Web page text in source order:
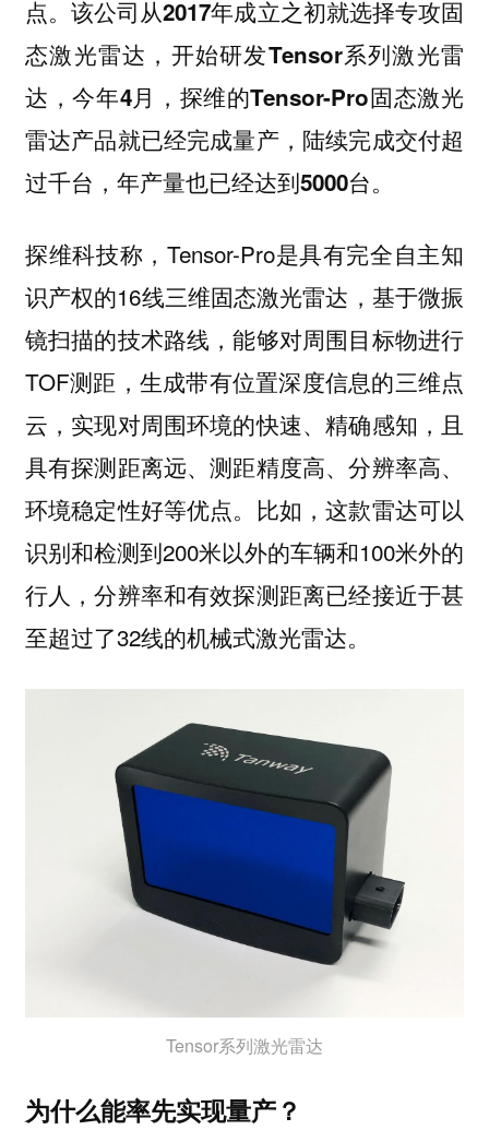
点。该公司从2017年成立之初就选择专攻固
态激光雷达，开始研发Tensor系列激光雷
达，今年4月，探维的Tensor-Pro固态激光
雷达产品就已经完成量产，陆续完成交付超
过千台，年产量也已经达到5000台。
探维科技称，Tensor-Pro是具有完全自主知
识产权的16线三维固态激光雷达，基于微振
镜扫描的技术路线，能够对周围目标物进行
TOF测距，生成带有位置深度信息的三维点
云，实现对周围环境的快速、精确感知，且
具有探测距离远、测距精度高、分辨率高、
环境稳定性好等优点。比如，这款雷达可以
识别和检测到200米以外的车辆和100米外的
行人，分辨率和有效探测距离已经接近于甚
至超过了32线的机械式激光雷达。
Tensor系列激光雷达
为什么能率先实现量产？